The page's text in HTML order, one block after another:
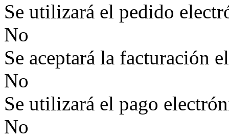
Se utilizará el pedido
No
Se aceptará la facturación
No
Se utilizará el pago
No